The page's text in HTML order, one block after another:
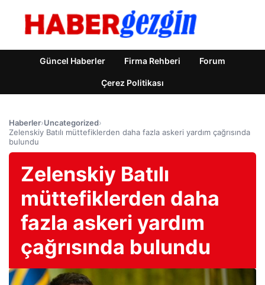
Güncel Haberler Firma Rehberi Forum
Çerez Politikası
Haberler›Uncategorized›
Zelenskiy Batılı müttefiklerden daha fazla askeri yardım çağrısında
bulundu
Zelenskiy Batılı
müttefiklerden daha
fazla askeri yardım
çağrısında bulundu